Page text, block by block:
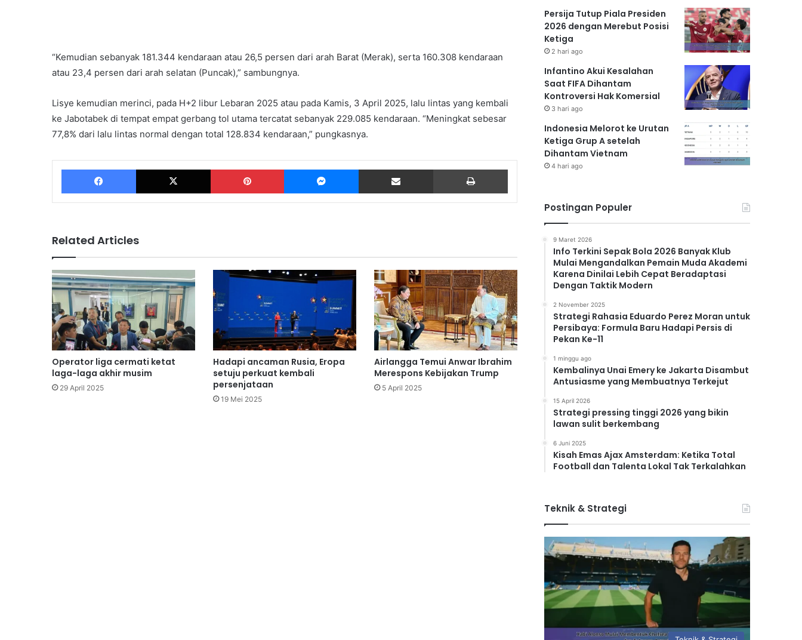
“Kemudian sebanyak 181.344 kendaraan atau 26,5 persen dari arah Barat (Merak), serta 160.308 kendaraan
atau 23,4 persen dari arah selatan (Puncak),” sambungnya.
Lisye kemudian merinci, pada H+2 libur Lebaran 2025 atau pada Kamis, 3 April 2025, lalu lintas yang kembali
ke Jabotabek di tempat empat gerbang tol utama tercatat sebanyak 229.085 kendaraan. “Meningkat sebesar
77,8% dari lalu lintas normal dengan total 128.834 kendaraan,” pungkasnya.
Facebook X Pinterest Messenger Share via Email
Related Articles
Operator liga cermati ketat
laga-laga akhir musim
29 April 2025
Hadapi ancaman Rusia, Eropa
setuju perkuat kembali
persenjataan
19 Mei 2025
Airlangga Temui Anwar Ibrahim
Merespons Kebijakan Trump
5 April 2025
Persija Tutup Piala Presiden
2026 dengan Merebut Posisi
Ketiga
2 hari ago
Infantino Akui Kesalahan
Saat FIFA Dihantam
Kontroversi Hak Komersial
3 hari ago
Indonesia Melorot ke Urutan
Ketiga Grup A setelah
Dihantam Vietnam
4 hari ago
Postingan Populer
9 Maret 2026
Info Terkini Sepak Bola 2026 Banyak Klub
Mulai Mengandalkan Pemain Muda Akademi
Karena Dinilai Lebih Cepat Beradaptasi
Dengan Taktik Modern
2 November 2025
Strategi Rahasia Eduardo Perez Moran untuk
Persibaya: Formula Baru Hadapi Persis di
Pekan Ke-11
1 minggu ago
Kembalinya Unai Emery ke Jakarta Disambut
Antusiasme yang Membuatnya Terkejut
15 April 2026
Strategi pressing tinggi 2026 yang bikin
lawan sulit berkembang
6 Juni 2025
Kisah Emas Ajax Amsterdam: Ketika Total
Football dan Talenta Lokal Tak Terkalahkan
Teknik & Strategi